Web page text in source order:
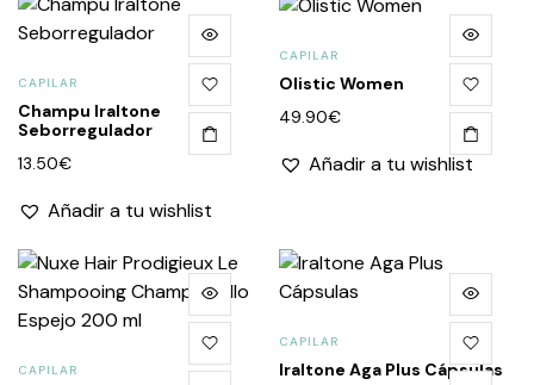
CAPILAR
Champu Iraltone
Seborregulador
13.50€
Añadir a tu wishlist
CAPILAR
Olistic Women
49.90€
Añadir a tu wishlist
CAPILAR
CAPILAR
Iraltone Aga Plus Cápsulas